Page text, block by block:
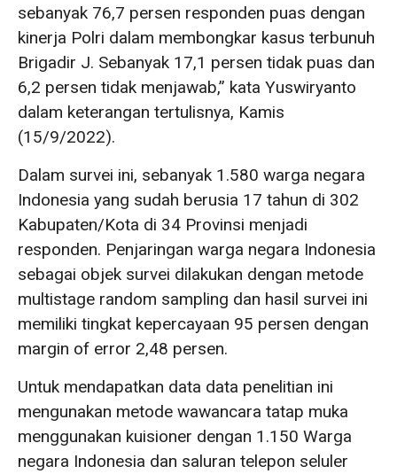
sebanyak 76,7 persen responden puas dengan
kinerja Polri dalam membongkar kasus terbunuh
Brigadir J. Sebanyak 17,1 persen tidak puas dan
6,2 persen tidak menjawab,” kata Yuswiryanto
dalam keterangan tertulisnya, Kamis
(15/9/2022).
Dalam survei ini, sebanyak 1.580 warga negara
Indonesia yang sudah berusia 17 tahun di 302
Kabupaten/Kota di 34 Provinsi menjadi
responden. Penjaringan warga negara Indonesia
sebagai objek survei dilakukan dengan metode
multistage random sampling dan hasil survei ini
memiliki tingkat kepercayaan 95 persen dengan
margin of error 2,48 persen.
Untuk mendapatkan data data penelitian ini
mengunakan metode wawancara tatap muka
menggunakan kuisioner dengan 1.150 Warga
negara Indonesia dan saluran telepon seluler